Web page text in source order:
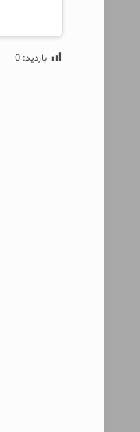
بازدید: 0